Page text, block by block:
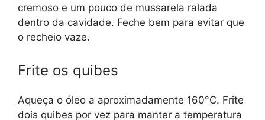
cremoso e um pouco de mussarela ralada
dentro da cavidade. Feche bem para evitar que
o recheio vaze.
Frite os quibes
Aqueça o óleo a aproximadamente 160°C. Frite
dois quibes por vez para manter a temperatura